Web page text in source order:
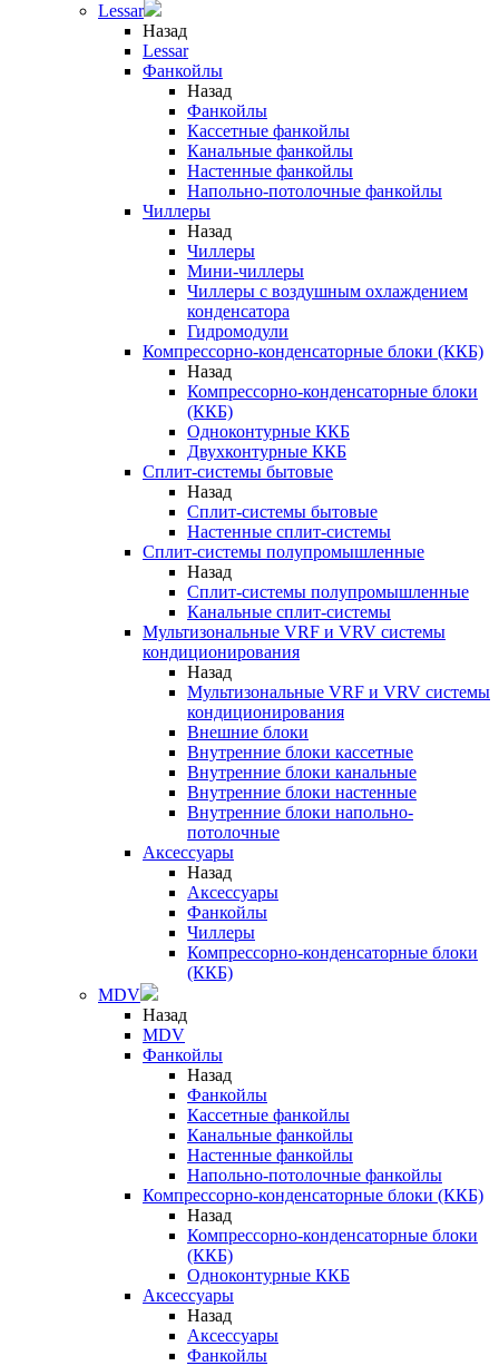
Lessar
Назад
Lessar
Фанкойлы
Назад
Фанкойлы
Кассетные фанкойлы
Канальные фанкойлы
Настенные фанкойлы
Напольно-потолочные фанкойлы
Чиллеры
Назад
Чиллеры
Мини-чиллеры
Чиллеры с воздушным охлаждением
конденсатора
Гидромодули
Компрессорно-конденсаторные блоки (ККБ)
Назад
Компрессорно-конденсаторные блоки
(ККБ)
Одноконтурные ККБ
Двухконтурные ККБ
Сплит-системы бытовые
Назад
Сплит-системы бытовые
Настенные сплит-системы
Сплит-системы полупромышленные
Назад
Сплит-системы полупромышленные
Канальные сплит-системы
Мультизональные VRF и VRV системы
кондиционирования
Назад
Мультизональные VRF и VRV системы
кондиционирования
Внешние блоки
Внутренние блоки кассетные
Внутренние блоки канальные
Внутренние блоки настенные
Внутренние блоки напольно-
потолочные
Аксессуары
Назад
Аксессуары
Фанкойлы
Чиллеры
Компрессорно-конденсаторные блоки
(ККБ)
MDV
Назад
MDV
Фанкойлы
Назад
Фанкойлы
Кассетные фанкойлы
Канальные фанкойлы
Настенные фанкойлы
Напольно-потолочные фанкойлы
Компрессорно-конденсаторные блоки (ККБ)
Назад
Компрессорно-конденсаторные блоки
(ККБ)
Одноконтурные ККБ
Аксессуары
Назад
Аксессуары
Фанкойлы